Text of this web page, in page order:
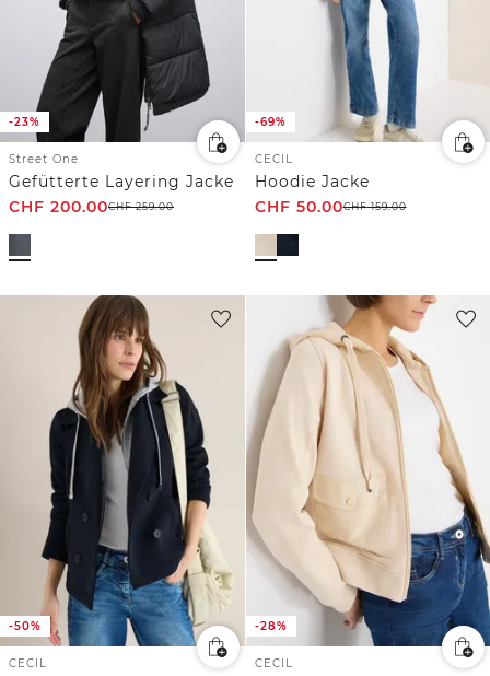
-23%
Street One
Gefütterte Layering Jacke
CHF 200.00CHF259.00
-69%
CECIL
Hoodie Jacke
CHF 50.00CHF159.00
-50%
CECIL
-28%
CECIL